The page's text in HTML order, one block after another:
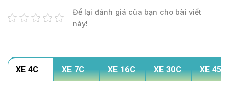
Để lại đánh giá của bạn cho bài viết
này!
XE 4C XE 7C XE 16C XE 30C XE 45C